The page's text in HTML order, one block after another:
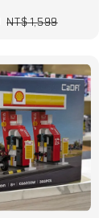
Regular
NT$ 1,599